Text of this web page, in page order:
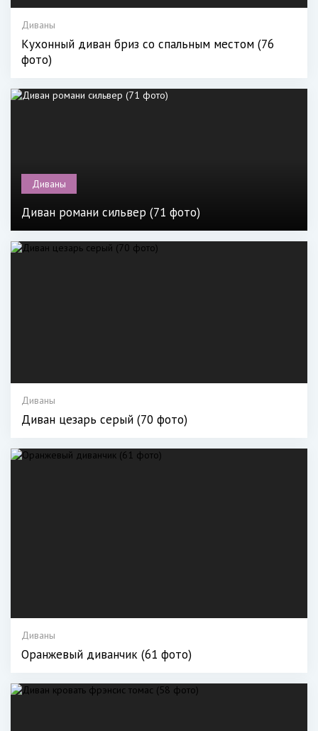
Диваны
Кухонный диван бриз со спальным местом (76
фото)
Диваны
Диван романи сильвер (71 фото)
Диваны
Диван цезарь серый (70 фото)
Диваны
Оранжевый диванчик (61 фото)